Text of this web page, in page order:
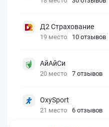
Д2 Страхование
19 место 10 отзывов
АйАйСи
20 место 7 отзывов
OxySport
21 место 6 отзывов